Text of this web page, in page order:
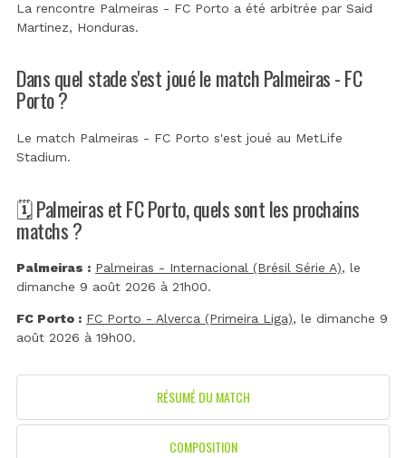
La rencontre Palmeiras - FC Porto a été arbitrée par Said
Martinez, Honduras.
Dans quel stade s'est joué le match Palmeiras - FC
Porto ?
Le match Palmeiras - FC Porto s'est joué au MetLife
Stadium.
🗓️ Palmeiras et FC Porto, quels sont les prochains
matchs ?
Palmeiras : Palmeiras - Internacional (Brésil Série A), le
dimanche 9 août 2026 à 21h00.
FC Porto : FC Porto - Alverca (Primeira Liga), le dimanche 9
août 2026 à 19h00.
RÉSUMÉ DU MATCH
COMPOSITION